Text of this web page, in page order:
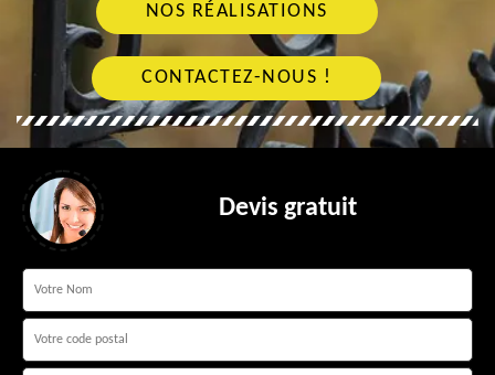
NOS RÉALISATIONS
CONTACTEZ-NOUS !
Devis gratuit